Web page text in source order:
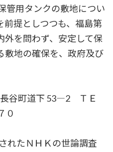
管用タンクの敷地につい
前提としつつも、福島第
外を問わず、安定して保
敷地の確保を、政府及び
長谷町道下 53―2 ＴＥ
０
れたＮＨＫの世論調査